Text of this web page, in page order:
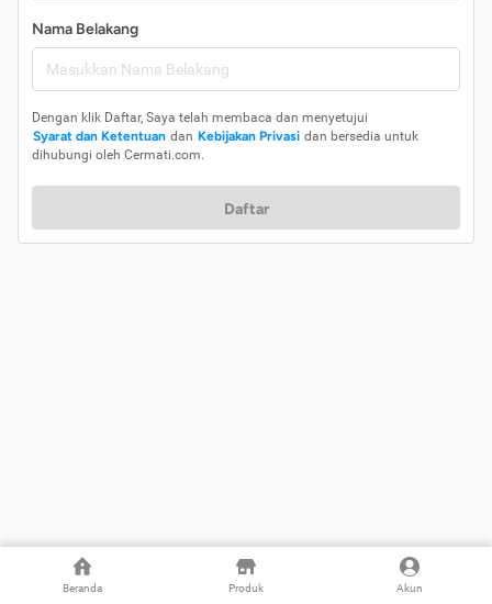
Beranda Produk Akun
Nama Belakang
Dengan klik Daftar, Saya telah membaca dan menyetujui
Syarat dan Ketentuan dan Kebijakan Privasi dan bersedia untuk
dihubungi oleh Cermati.com.
Daftar